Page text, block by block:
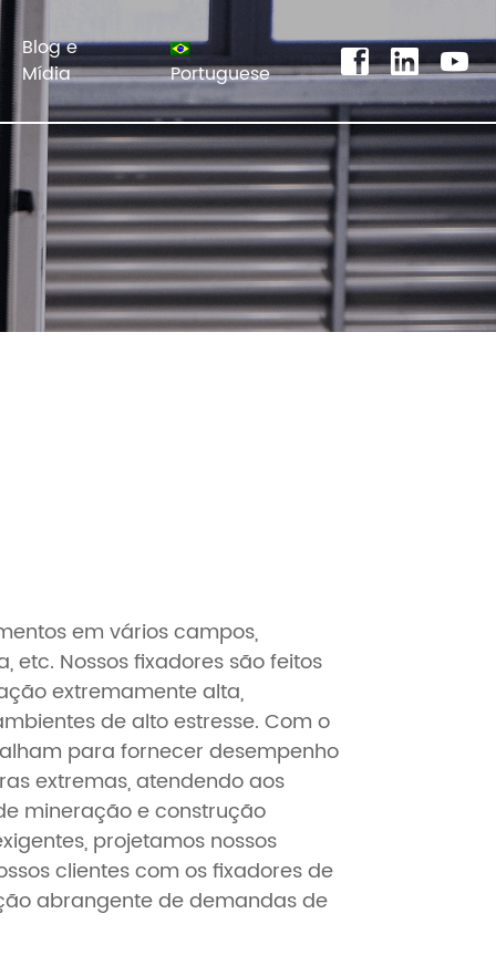
Blog e
Mídia
Portuguese
em vários campos,
etc. Nossos fixadores são feitos
extremamente alta,
de alto estresse. Com o
para fornecer desempenho
extremas, atendendo aos
mineração e construção
projetamos nossos
clientes com os fixadores de
abrangente de demandas de